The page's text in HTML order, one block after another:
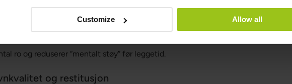
Customize Allow all
og avslapning
ro og reduserer “mentalt støy” før leggetid.
og restitusjon